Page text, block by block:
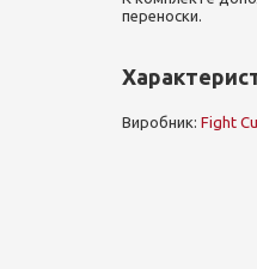
переноски.
Виробник: Fight